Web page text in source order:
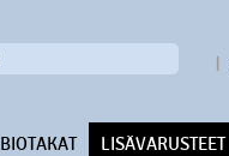
BIOTAKAT LISÄVARUSTEET